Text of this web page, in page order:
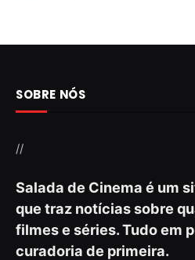
SOBRE NÓS
//
Salada de Cinema é um
que traz notícias sobre
filmes e séries. Tudo em
curadoria de primeira.